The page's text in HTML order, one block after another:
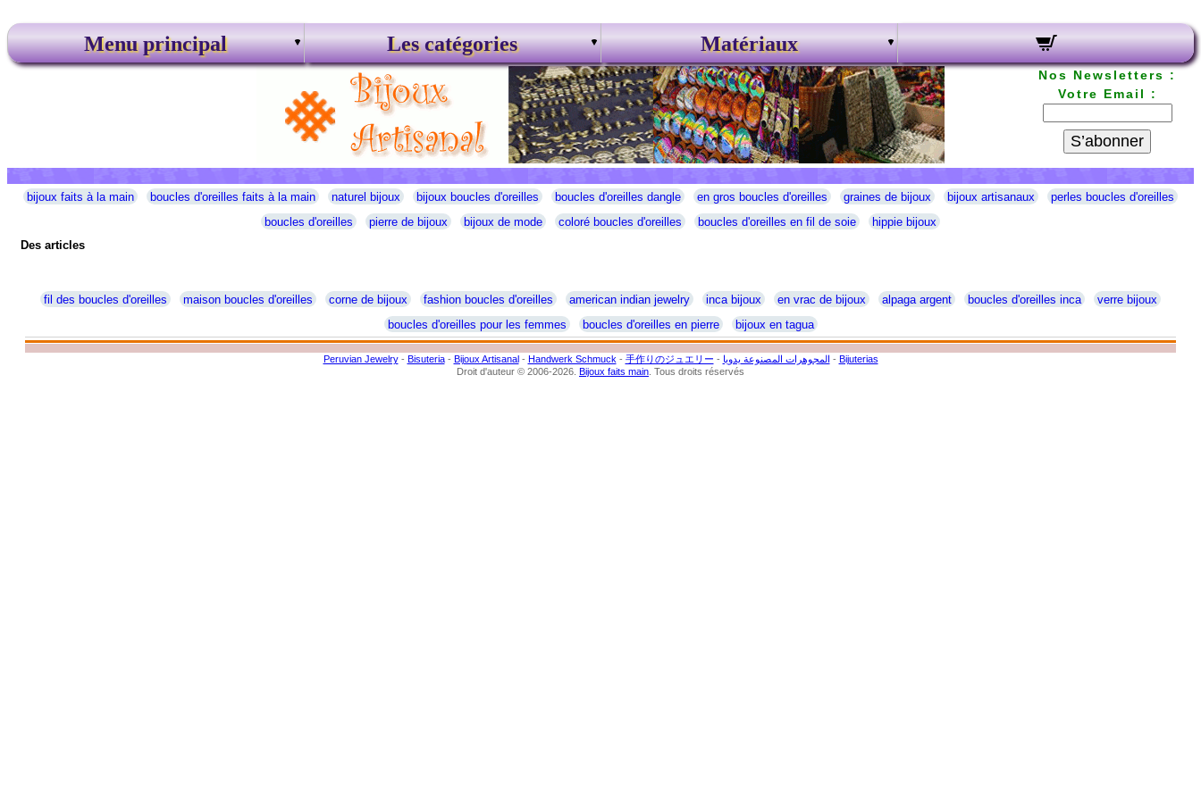
Menu principal Les catégories Matériaux
Nos Newsletters :
Votre Email :
S’abonner
bijoux faits à la main boucles d'oreilles faits à la main naturel bijoux bijoux boucles d'oreilles boucles d'oreilles dangle en gros boucles d'oreilles graines de bijoux bijoux artisanaux
perles boucles d'oreilles
boucles d'oreilles
pierre de bijoux bijoux de mode coloré boucles d'oreilles boucles d'oreilles en fil de soie
hippie bijoux
Des articles
fil des boucles d'oreilles maison boucles d'oreilles corne de bijoux fashion boucles d'oreilles american indian jewelry inca bijoux en vrac de bijoux alpaga argent boucles d'oreilles inca
verre bijoux
boucles d'oreilles pour les femmes
boucles d'oreilles en pierre bijoux en tagua
Peruvian Jewelry- Bisuteria- Bijoux Artisanal- Handwerk Schmuck - 手作りのジュエリー - المجوهرات المصنوعة يدويا - Bijuterias
Droit d'auteur © 2006-2026. Bijoux faits main . Tous droits réservés